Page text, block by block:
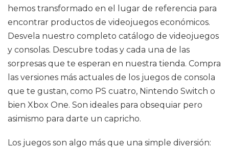
hemos transformado en el lugar de referencia para
encontrar productos de videojuegos económicos.
Desvela nuestro completo catálogo de videojuegos
y consolas. Descubre todas y cada una de las
sorpresas que te esperan en nuestra tienda. Compra
las versiones más actuales de los juegos de consola
que te gustan, como PS cuatro, Nintendo Switch o
bien Xbox One. Son ideales para obsequiar pero
asimismo para darte un capricho.
Los juegos son algo más que una simple diversión: